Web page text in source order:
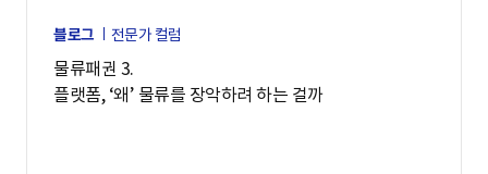
블로그 전문가 컬럼
물류패권 3.
플랫폼, ‘왜’ 물류를 장악하려 하는 걸까